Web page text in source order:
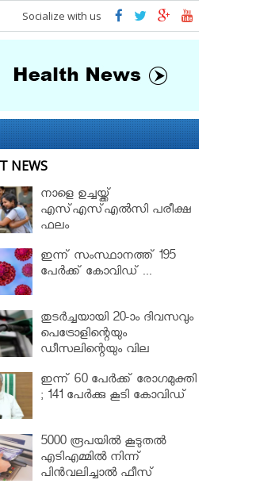
Socialize with us
NEWS
നാളെ ഉച്ചയ്ക്ക്
എസ്എസ്എല്‍സി പരീക്ഷ
ഫലം
ഇന്ന് സംസ്ഥാനത്ത് 195
പേര്‍ക്ക് കോവിഡ് ...
തുടർച്ചയായി 20-ാം ദിവസവും
പെട്രോളിന്റെയും
ഡീസലിന്റെയും വില
ഇന്ന് 60 പേർക്ക് രോഗമുക്തി
; 141 പേര്‍ക്കു കൂടി കോവിഡ്
5000 രൂപയിൽ കൂടുതൽ
എടിഎമ്മിൽ നിന്ന്
പിൻവലിച്ചാൽ ഫീസ്